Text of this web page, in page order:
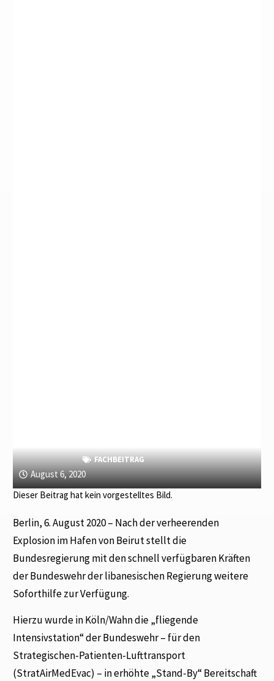
FACHBEITRAG
August 6, 2020
Dieser Beitrag hat kein vorgestelltes Bild.
Berlin, 6. August 2020 – Nach der verheerenden
Explosion im Hafen von Beirut stellt die
Bundesregierung mit den schnell verfügbaren Kräften
der Bundeswehr der libanesischen Regierung weitere
Soforthilfe zur Verfügung.
Hierzu wurde in Köln/Wahn die „fliegende
Intensivstation“ der Bundeswehr – für den
Strategischen-Patienten-Lufttransport
(StratAirMedEvac) – in erhöhte „Stand-By“ Bereitschaft